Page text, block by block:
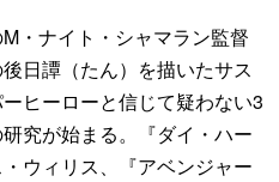
・ナイト・シャマラン監督
日譚（たん）を描いたサス
ヒーローと信じて疑わない3
究が始まる。『ダイ・ハー
ウィリス、『アベンジャー